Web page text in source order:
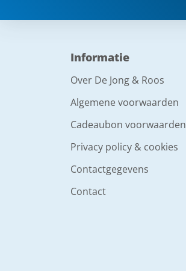
Informatie
Over De Jong & Roos
Algemene voorwaarden
Cadeaubon voorwaarden
Privacy policy & cookies
Contactgegevens
Contact